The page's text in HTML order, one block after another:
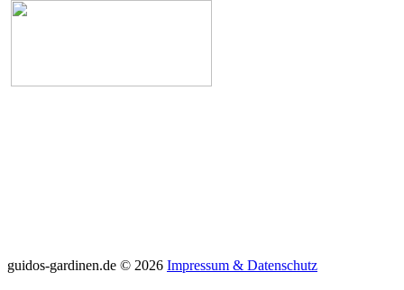
guidos-gardinen.de © 2026 Impressum & Datenschutz